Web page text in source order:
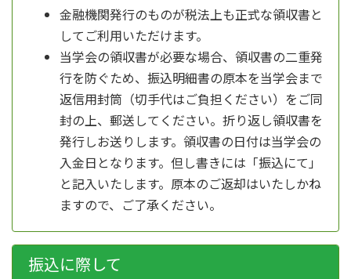
金融機関発行のものが税法上も正式な領収書と
してご利用いただけます。
当学会の領収書が必要な場合、領収書の二重発
行を防ぐため、振込明細書の原本を当学会まで
返信用封筒（切手代はご負担ください）をご同
封の上、郵送してください。折り返し領収書を
発行しお送りします。領収書の日付は当学会の
入金日となります。但し書きには「振込にて」
と記入いたします。原本のご返却はいたしかね
ますので、ご了承ください。
振込に際して